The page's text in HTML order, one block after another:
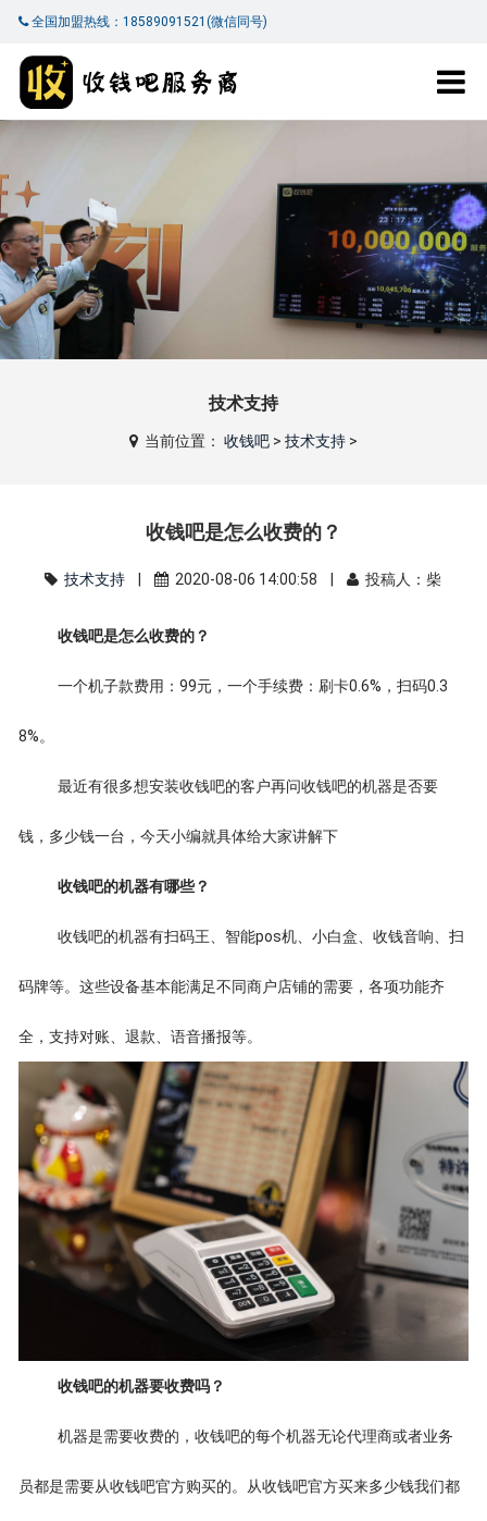
全国加盟热线：18589091521(微信同号)
技术支持
当前位置： 收钱吧> 技术支持>
收钱吧是怎么收费的？
技术支持 | 2020-08-06 14:00:58 | 投稿人：柴
收钱吧是怎么收费的？
一个机子款费用：99元，一个手续费：刷卡0.6%，扫码0.3
8%。
最近有很多想安装收钱吧的客户再问收钱吧的机器是否要
钱，多少钱一台，今天小编就具体给大家讲解下
收钱吧的机器有哪些？
收钱吧的机器有扫码王、智能pos机、小白盒、收钱音响、扫
码牌等。这些设备基本能满足不同商户店铺的需要，各项功能齐
全，支持对账、退款、语音播报等。
收钱吧的机器要收费吗？
机器是需要收费的，收钱吧的每个机器无论代理商或者业务
员都是需要从收钱吧官方购买的。从收钱吧官方买来多少钱我们都